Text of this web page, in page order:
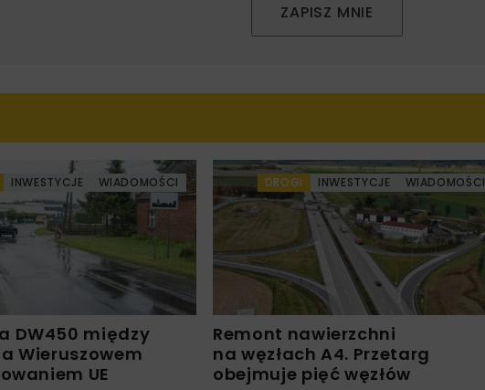
ZAPISZ MNIE
INWESTYCJE WIADOMOŚCI
DW450 między
Wieruszowem
UE
DROGI INWESTYCJE WIADOMOŚCI
Remont nawierzchni
na węzłach A4. Przetarg
obejmuje pięć węzłów